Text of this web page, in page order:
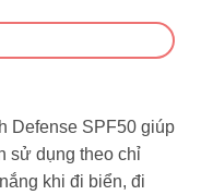
Defense SPF50 giúp
sử dụng theo chỉ
khi đi biển, đi